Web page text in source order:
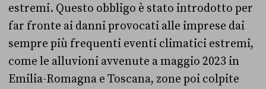
estremi. Questo obbligo è stato introdotto per
far fronte ai danni provocati alle imprese dai
sempre più frequenti eventi climatici estremi,
come le alluvioni avvenute a maggio 2023 in
Emilia-Romagna e Toscana, zone poi colpite